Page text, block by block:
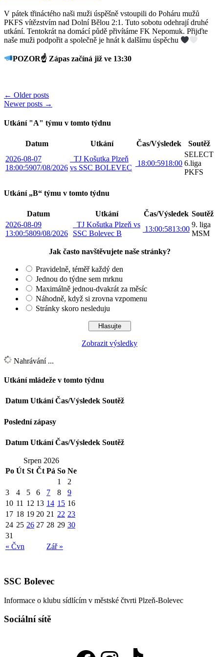
V pátek třináctého naši muži úspěšně vstoupili do Poháru mužů
PKFS vítězstvím nad Dolní Bělou 2:1. Tuto sobotu odehrají druhé
utkání. Tentokrát na domácí půdě přivítáme FK Nepomuk. Přijďte
naše muži podpořit a společně je hnát k dalšímu úspěchu
POZOR☝ Zápas začíná již ve 13:30
Posts
navigation
← Older posts
Newer posts →
Utkání "A" týmu v tomto týdnu
Datum Utkání Čas/Výsledek
Soutěž
2026-08-07
18:00:5907/08/2026
TJ Košutka Plzeň
vs SSC BOLEVEC
18:00:5918:00
SELECT
6.liga
PKFS
Utkání „B“ týmu v tomto týdnu
Datum Utkání Čas/Výsledek Soutěž
2026-08-09
13:00:5809/08/2026
TJ Košutka Plzeň vs
SSC Bolevec B
13:00:5813:00
9. liga
MSM
Jak často navštěvujete naše stránky?
Pravidelně, téměř každý den
Jednou do týdne sem mrknu
Maximálně jednou-dvakrát za měsíc
Náhodně, když si zrovna vzpomenu
Stránky skoro nesleduju
Zobrazit výsledky
Nahrávání ...
Utkání mládeže v tomto týdnu
Datum Utkání Čas/Výsledek Soutěž
Poslední zápasy
Datum Utkání Čas/Výsledek Soutěž
Srpen 2026
Po Út St Čt Pá So Ne
« Čvn Zář »
1
2
3
4 5 6 7 8
9
10 11 12 13 14 15 16
17 18 19 20 21 22 23
24 25 26 27 28 29 30
31
SSC Bolevec
Informace o klubu sídlícím v městské čtvrti Plzeň-Bolevec
Sociální sítě